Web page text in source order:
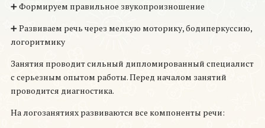
➕ Формируем правильное звукопроизношение
➕ Развиваем речь через мелкую моторику, бодиперкуссию,
логоритмику
Занятия проводит сильный дипломированный специалист
с серьезным опытом работы. Перед началом занятий
проводится диагностика.
На логозанятиях развиваются все компоненты речи: